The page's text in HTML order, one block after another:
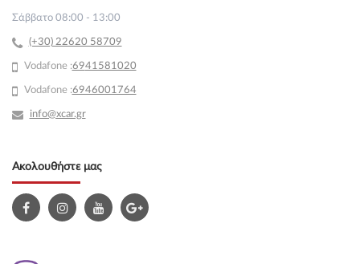
Σάββατο 08:00 - 13:00
(+30) 22620 58709
Vodafone :6941581020
Vodafone :6946001764
info@xcar.gr
Ακολουθήστε μας